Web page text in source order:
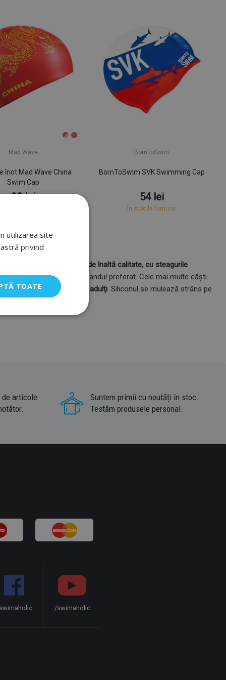
Mad Wave
înot Mad Wave China
Swim Cap
82 lei
BornToSwim
BornToSwim SVK Swimming Cap
54 lei
În stoc la furnizor
căștile de înot din silicon de înaltă calitate, cu steagurile
alege casca de la brandul preferat. Cele mai multe căști
mărime universală pentru adulți. Siliconul se mulează strâns pe
articole
Suntem primii cu noutăți în stoc.
Testăm produsele personal.
/swimaholic
utilizarea site-
privind
TOATE